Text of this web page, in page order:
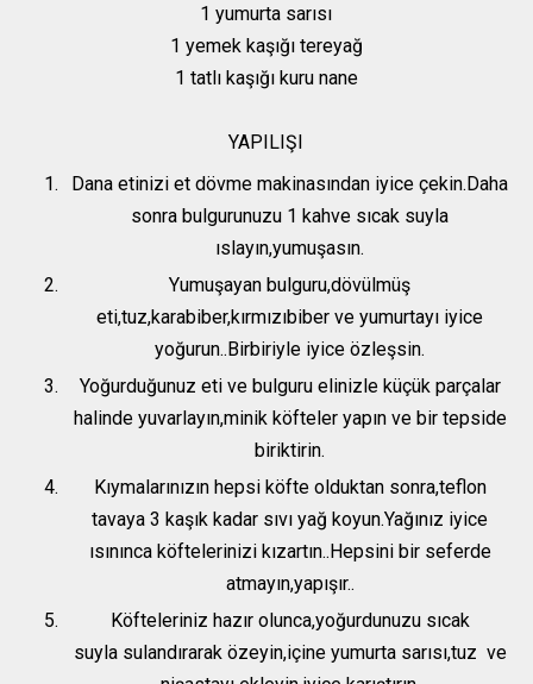
1 yumurta sarısı
1 yemek kaşığı tereyağ
1 tatlı kaşığı kuru nane
YAPILIŞI
Dana etinizi et dövme makinasından iyice çekin.Daha
sonra bulgurunuzu 1 kahve sıcak suyla
ıslayın,yumuşasın.
Yumuşayan bulguru,dövülmüş
eti,tuz,karabiber,kırmızıbiber ve yumurtayı iyice
yoğurun..Birbiriyle iyice özleşsin.
Yoğurduğunuz eti ve bulguru elinizle küçük parçalar
halinde yuvarlayın,minik köfteler yapın ve bir tepside
biriktirin.
Kıymalarınızın hepsi köfte olduktan sonra,teflon
tavaya 3 kaşık kadar sıvı yağ koyun.Yağınız iyice
ısınınca köftelerinizi kızartın..Hepsini bir seferde
atmayın,yapışır..
Köfteleriniz hazır olunca,yoğurdunuzu sıcak
suyla sulandırarak özeyin,içine yumurta sarısı,tuz ve